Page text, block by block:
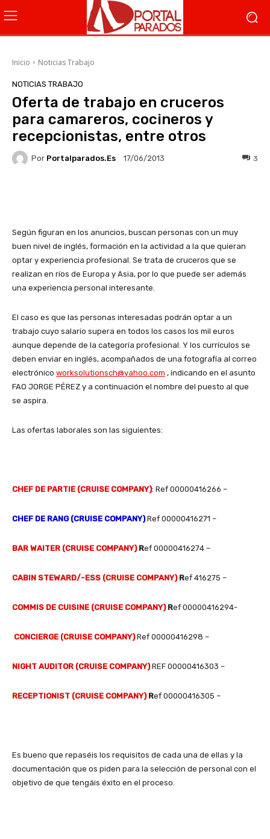
Inicio Noticias Trabajo
NOTICIAS TRABAJO
Oferta de trabajo en cruceros
para camareros, cocineros y
recepcionistas, entre otros
Por Portalparados.es 17/06/2013 3
Según figuran en los anuncios, buscan personas con un muy
buen nivel de inglés, formación en la actividad a la que quieran
optar y experiencia profesional. Se trata de cruceros que se
realizan en ríos de Europa y Asia, por lo que puede ser además
una experiencia personal interesante.
El caso es que las personas interesadas podrán optar a un
trabajo cuyo salario supera en todos los casos los mil euros
aunque depende de la categoría profesional. Y los currículos se
deben enviar en inglés, acompañados de una fotografía al correo
electrónico worksolutionsch@yahoo.com , indicando en el asunto
FAO JORGE PÉREZ y a continuación el nombre del puesto al que
se aspira.
Las ofertas laborales son las siguientes:
CHEF DE PARTIE (CRUISE COMPANY): Ref 00000416266 –
CHEF DE RANG (CRUISE COMPANY)Ref 00000416271 –
BAR WAITER (CRUISE COMPANY)Ref 00000416274 –
CABIN STEWARD/-ESS (CRUISE COMPANY)Ref 416275 –
COMMIS DE CUISINE (CRUISE COMPANY)Ref 00000416294-
CONCIERGE (CRUISE COMPANY)Ref 00000416298 –
NIGHT AUDITOR (CRUISE COMPANY) REF 00000416303 –
RECEPTIONIST (CRUISE COMPANY)Ref 00000416305 –
Es bueno que repaséis los requisitos de cada una de ellas y la
documentación que os piden para la selección de personal con el
objetivo de que tengáis éxito en el proceso.